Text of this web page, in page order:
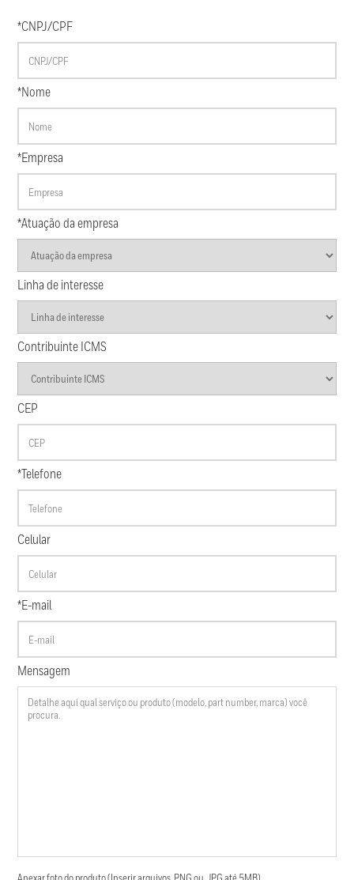
*CNPJ/CPF
*Nome
*Empresa
*Atuação da empresa
Linha de interesse
Contribuinte ICMS
CEP
*Telefone
Celular
*E-mail
Mensagem